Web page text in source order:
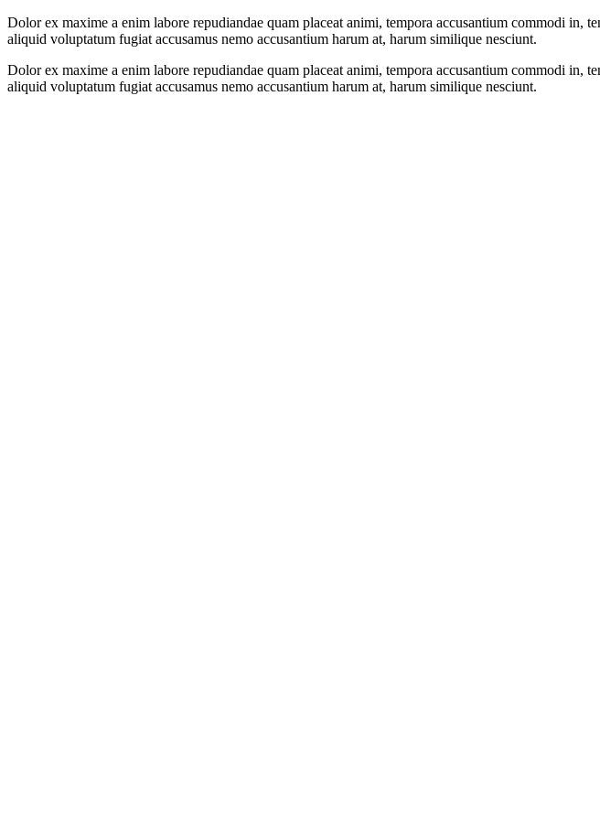
Dolor ex maxime a enim labore repudiandae quam placeat animi, tempora accusantium commodi
aliquid voluptatum fugiat accusamus nemo accusantium harum at, harum similique nesciunt.
Dolor ex maxime a enim labore repudiandae quam placeat animi, tempora accusantium commodi
aliquid voluptatum fugiat accusamus nemo accusantium harum at, harum similique nesciunt.